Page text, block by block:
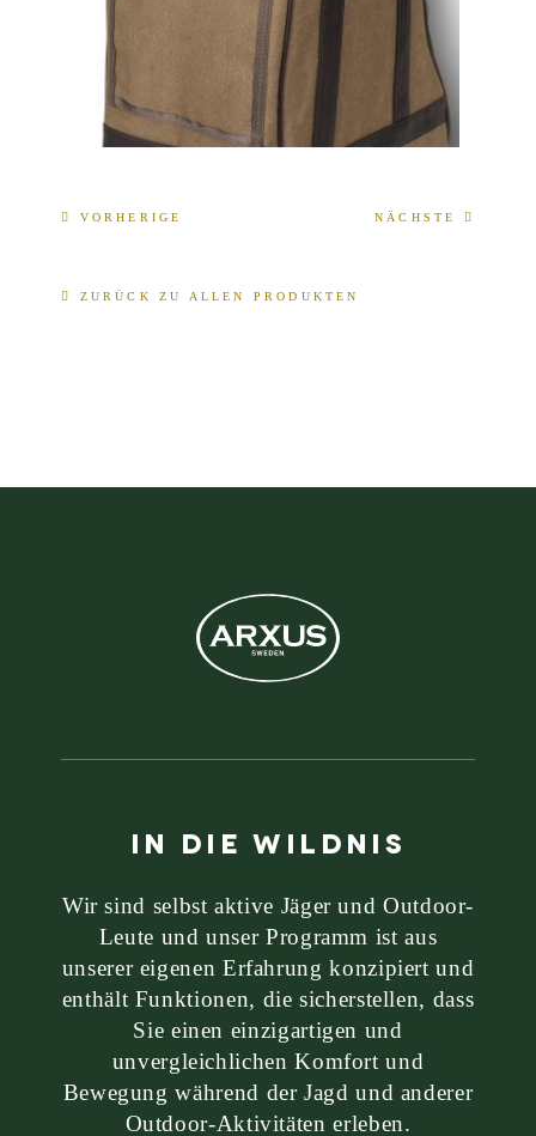
VORHERIGE NÄCHSTE
ZURÜCK ZU ALLEN PRODUKTEN
IN DIE WILDNIS
Wir sind selbst aktive Jäger und Outdoor-
Leute und unser Programm ist aus
unserer eigenen Erfahrung konzipiert und
enthält Funktionen, die sicherstellen, dass
Sie einen einzigartigen und
unvergleichlichen Komfort und
Bewegung während der Jagd und anderer
Outdoor-Aktivitäten erleben.